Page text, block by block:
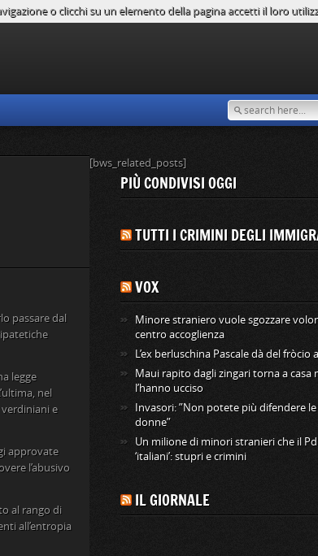
passare dal
legge
nel
verdiniani e
approvate
l’abusivo
al rango di
all’entropia
[bws_related_posts]
PIÙ CONDIVISI OGGI
TUTTI I CRIMINI DEGLI
VOX
Minore straniero vuole sgozzare
centro accoglienza
L’ex berluschina Pascale dà del fròcio
Maui rapito dagli zingari torna a casa
l’hanno ucciso
Invasori: ”Non potete più difendere
donne”
Un milione di minori stranieri che il
‘italiani’: stupri e crimini
IL GIORNALE
o clicchi su un elemento della pagina accetti il loro